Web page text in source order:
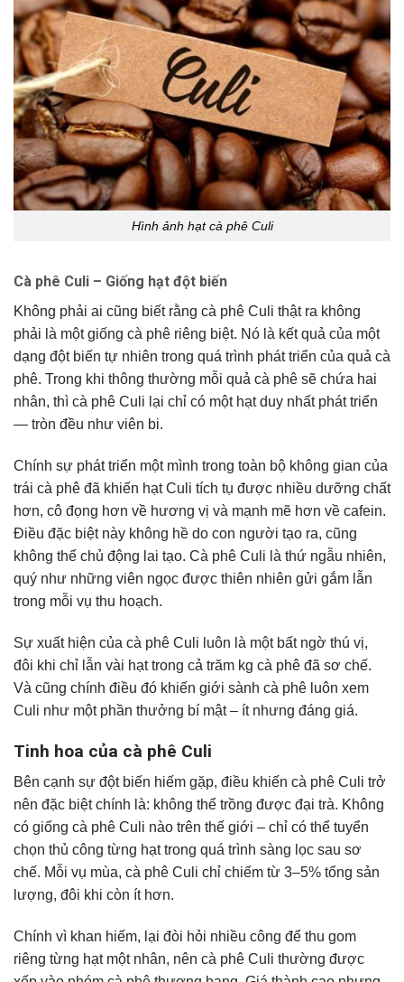
Hình ảnh hạt cà phê Culi
Cà phê Culi – Giống hạt đột biến
Không phải ai cũng biết rằng cà phê Culi thật ra không
phải là một giống cà phê riêng biệt. Nó là kết quả của một
dạng đột biến tự nhiên trong quá trình phát triển của quả cà
phê. Trong khi thông thường mỗi quả cà phê sẽ chứa hai
nhân, thì cà phê Culi lại chỉ có một hạt duy nhất phát triển
— tròn đều như viên bi.
Chính sự phát triển một mình trong toàn bộ không gian của
trái cà phê đã khiến hạt Culi tích tụ được nhiều dưỡng chất
hơn, cô đọng hơn về hương vị và mạnh mẽ hơn về cafein.
Điều đặc biệt này không hề do con người tạo ra, cũng
không thể chủ động lai tạo. Cà phê Culi là thứ ngẫu nhiên,
quý như những viên ngọc được thiên nhiên gửi gắm lẫn
trong mỗi vụ thu hoạch.
Sự xuất hiện của cà phê Culi luôn là một bất ngờ thú vị,
đôi khi chỉ lẫn vài hạt trong cả trăm kg cà phê đã sơ chế.
Và cũng chính điều đó khiến giới sành cà phê luôn xem
Culi như một phần thưởng bí mật – ít nhưng đáng giá.
Tinh hoa của cà phê Culi
Bên cạnh sự đột biến hiếm gặp, điều khiến cà phê Culi trở
nên đặc biệt chính là: không thể trồng được đại trà. Không
có giống cà phê Culi nào trên thế giới – chỉ có thể tuyển
chọn thủ công từng hạt trong quá trình sàng lọc sau sơ
chế. Mỗi vụ mùa, cà phê Culi chỉ chiếm từ 3–5% tổng sản
lượng, đôi khi còn ít hơn.
Chính vì khan hiếm, lại đòi hỏi nhiều công để thu gom
riêng từng hạt một nhân, nên cà phê Culi thường được